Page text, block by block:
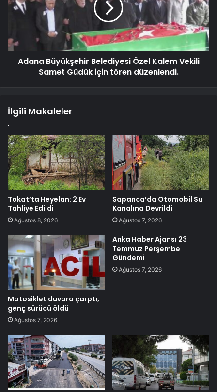
Adana Büyükşehir Belediyesi Özel Kalem Vekili
Samet Güdük için tören düzenlendi.
İlgili Makaleler
Tokat’ta Heyelan: 2 Ev
Tahliye Edildi
Ağustos 8, 2026
Sapanca’da Otomobil Su
Kanalına Devrildi
Ağustos 7, 2026
Motosiklet duvara çarptı,
genç sürücü öldü
Ağustos 7, 2026
Anka Haber Ajansı 23
Temmuz Perşembe
Gündemi
Ağustos 7, 2026